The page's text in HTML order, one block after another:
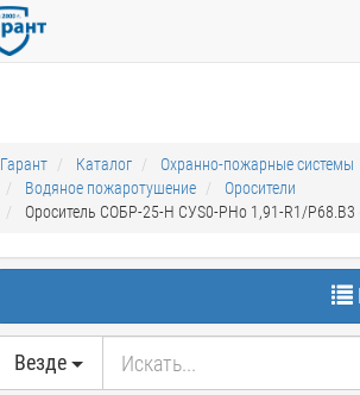
Гарант Каталог
Охранно-пожарные системы
Водяное пожаротушение
Оросители
Ороситель СОБР-25-Н CУS0-РНо 1,91-R1/
Везде